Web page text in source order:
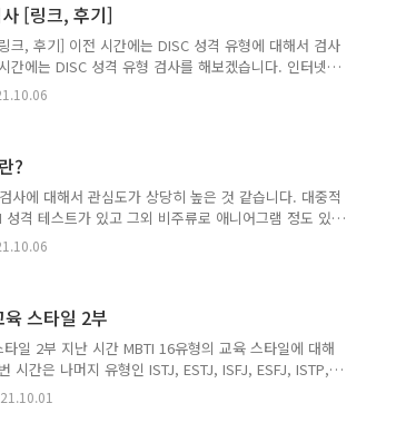
이 있기 때문에 이러한 효과가 생깁니다. 첫인상의 관계
렌의 연구에 의하면 0.1초도 안 되는 짤은 시간에 상대
도가 판단이 된다고 하는데 가장 중요한 요인 순서로는
[링크, 후기]
크, 후기] 이전 시간에는 DISC 성격 유형에 대해서 검사
간에는 DISC 성격 유형 검사를 해보겠습니다. 인터넷에
사이트를 통해서 진행이 가능합니다. 상세한 설명을 듣
급했던 것 처럼 오프라인 진단지 검사나, 한국 교육 컨
사이트를 통해서 진행이 가능합니다. DISC 성격 유
의 자가 진단 시작 버튼을 통해 진행이 가능합니다. 생
가진단을 한 것을 확인 할 수 있었습니..
?
사에 대해서 관심도가 상당히 높은 것 같습니다. 대중적
격 테스트가 있고 그외 비주류로 애니어그램 정도 있
년 탄생한 DISC 성격 유형에 대해서 작성을 해보려
형 검사 2021.10.06 - [심리학 모음/기타] - DISC 성격
형 검사를 해보겠습니다. 인터넷에서는 세상의 모든 테
해당 검사는 위의 링크를 참고해주시길 바랍
검사나..
스타일 2부
일 2부 지난 시간 MBTI 16유형의 교육 스타일에 대해
시간은 나머지 유형인 ISTJ, ESTJ, ISFJ, ESFJ, ISTP,
해서 작성을 하겠습니다. 그 외 유형은 아래의 1부를 참
- [심리학 모음/MBTI] - MBTI 16유형의 교육